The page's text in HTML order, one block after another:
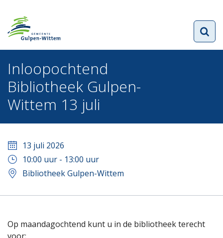
Inloopochtend
Bibliotheek Gulpen-
Wittem 13 juli
13 juli 2026
10:00 uur - 13:00 uur
Bibliotheek Gulpen-Wittem
Op maandagochtend kunt u in de bibliotheek terecht